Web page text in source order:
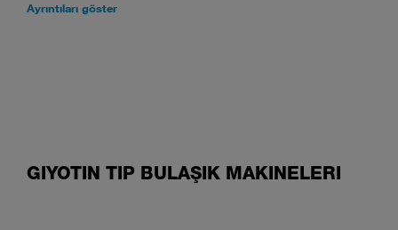
Ayrıntıları göster
GIYOTIN TIP BULAŞIK MAKINELERI